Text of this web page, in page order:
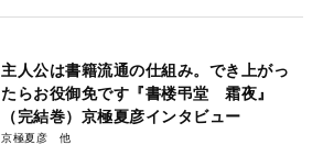
主人公は書籍流通の仕組み。でき上がっ
たらお役御免です『書楼弔堂 霜夜』
（完結巻）京極夏彦インタビュー
京極夏彦